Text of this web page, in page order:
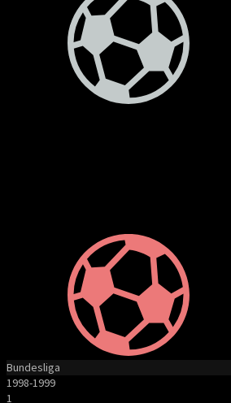
Bundesliga
1998-1999
1